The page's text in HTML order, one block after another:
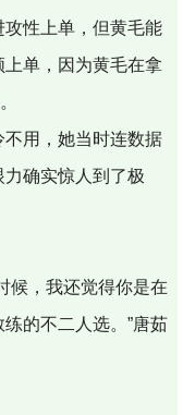
性上单，但黄毛能
单，因为黄毛在拿
用，她当时连数据
确实惊人到了极
候，我还觉得你是在
的不二人选。”唐茹